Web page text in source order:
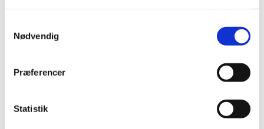
Nødvendig
Præferencer
Statistik
Sundhedsstyrelsen giver generelt tilskud til Taptiqom